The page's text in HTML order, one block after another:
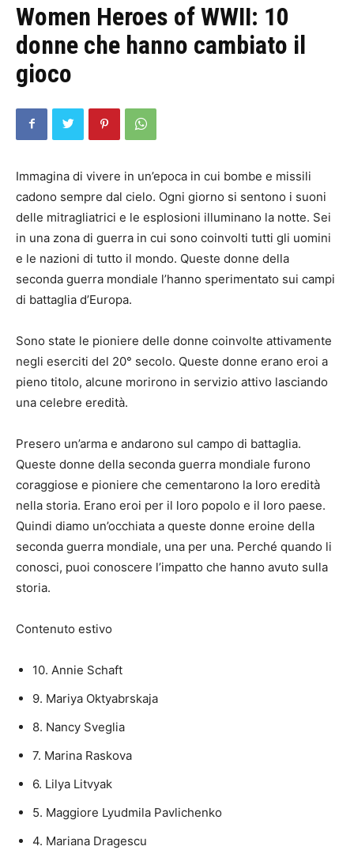
Women Heroes of WWII: 10
donne che hanno cambiato il
gioco
Immagina di vivere in un’epoca in cui bombe e missili
cadono sempre dal cielo. Ogni giorno si sentono i suoni
delle mitragliatrici e le esplosioni illuminano la notte. Sei
in una zona di guerra in cui sono coinvolti tutti gli uomini
e le nazioni di tutto il mondo. Queste donne della
seconda guerra mondiale l’hanno sperimentato sui campi
di battaglia d’Europa.
Sono state le pioniere delle donne coinvolte attivamente
negli eserciti del 20° secolo. Queste donne erano eroi a
pieno titolo, alcune morirono in servizio attivo lasciando
una celebre eredità.
Presero un’arma e andarono sul campo di battaglia.
Queste donne della seconda guerra mondiale furono
coraggiose e pioniere che cementarono la loro eredità
nella storia. Erano eroi per il loro popolo e il loro paese.
Quindi diamo un’occhiata a queste donne eroine della
seconda guerra mondiale, una per una. Perché quando li
conosci, puoi conoscere l’impatto che hanno avuto sulla
storia.
Contenuto estivo
10. Annie Schaft
9. Mariya Oktyabrskaja
8. Nancy Sveglia
7. Marina Raskova
6. Lilya Litvyak
5. Maggiore Lyudmila Pavlichenko
4. Mariana Dragescu